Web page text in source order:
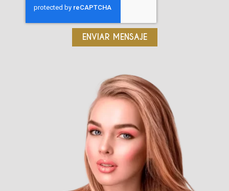
ENVIAR MENSAJE